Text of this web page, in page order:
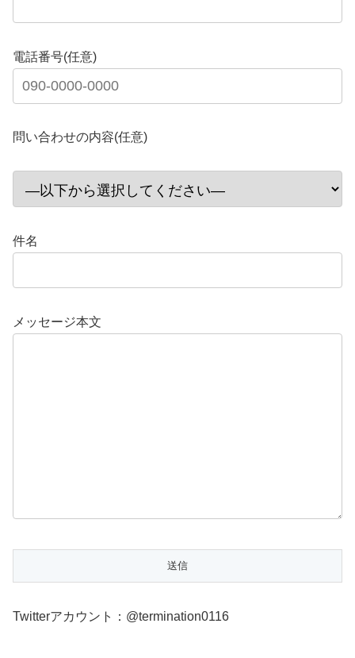
電話番号(任意)
問い合わせの内容(任意)
件名
メッセージ本文
Twitterアカウント：@termination0116